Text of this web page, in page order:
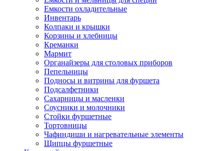
Емкости охладительные
Инвентарь
Колпаки и крышки
Корзины и хлебницы
Креманки
Мармит
Органайзеры для столовых приборов
Пепельницы
Подносы и витрины для фуршета
Подсалфетники
Сахарницы и масленки
Соусники и молочники
Стойки фуршетные
Тортовницы
Чафиндиши и нагревательные элементы
Щипцы фуршетные